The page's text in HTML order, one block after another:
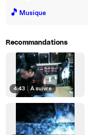
🎵 Musique
Recommandations
4:43 À suivre